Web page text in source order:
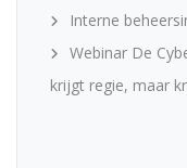
Interne
Webinar De
krijgt regie, maar